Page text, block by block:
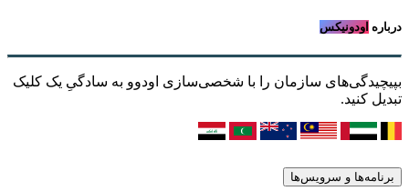
درباره اودونیکس
بپیچیدگی‌های سازمان را با شخصی‌سازی اودوو به سادگیِ یک کلیک
تبدیل کنید.
برنامه‌ها و سرویس‌ها